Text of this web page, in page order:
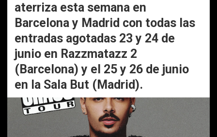
aterriza esta semana en
Barcelona y Madrid con todas las
entradas agotadas 23 y 24 de
junio en Razzmatazz 2
(Barcelona) y el 25 y 26 de junio
en la Sala But (Madrid).